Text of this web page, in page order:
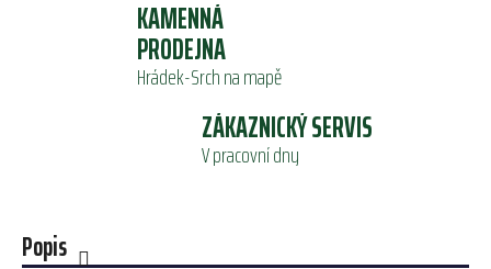
KAMENNÁ
PRODEJNA
Hrádek-Srch na mapě
ZÁKAZNICKÝ SERVIS
V pracovní dny
Popis